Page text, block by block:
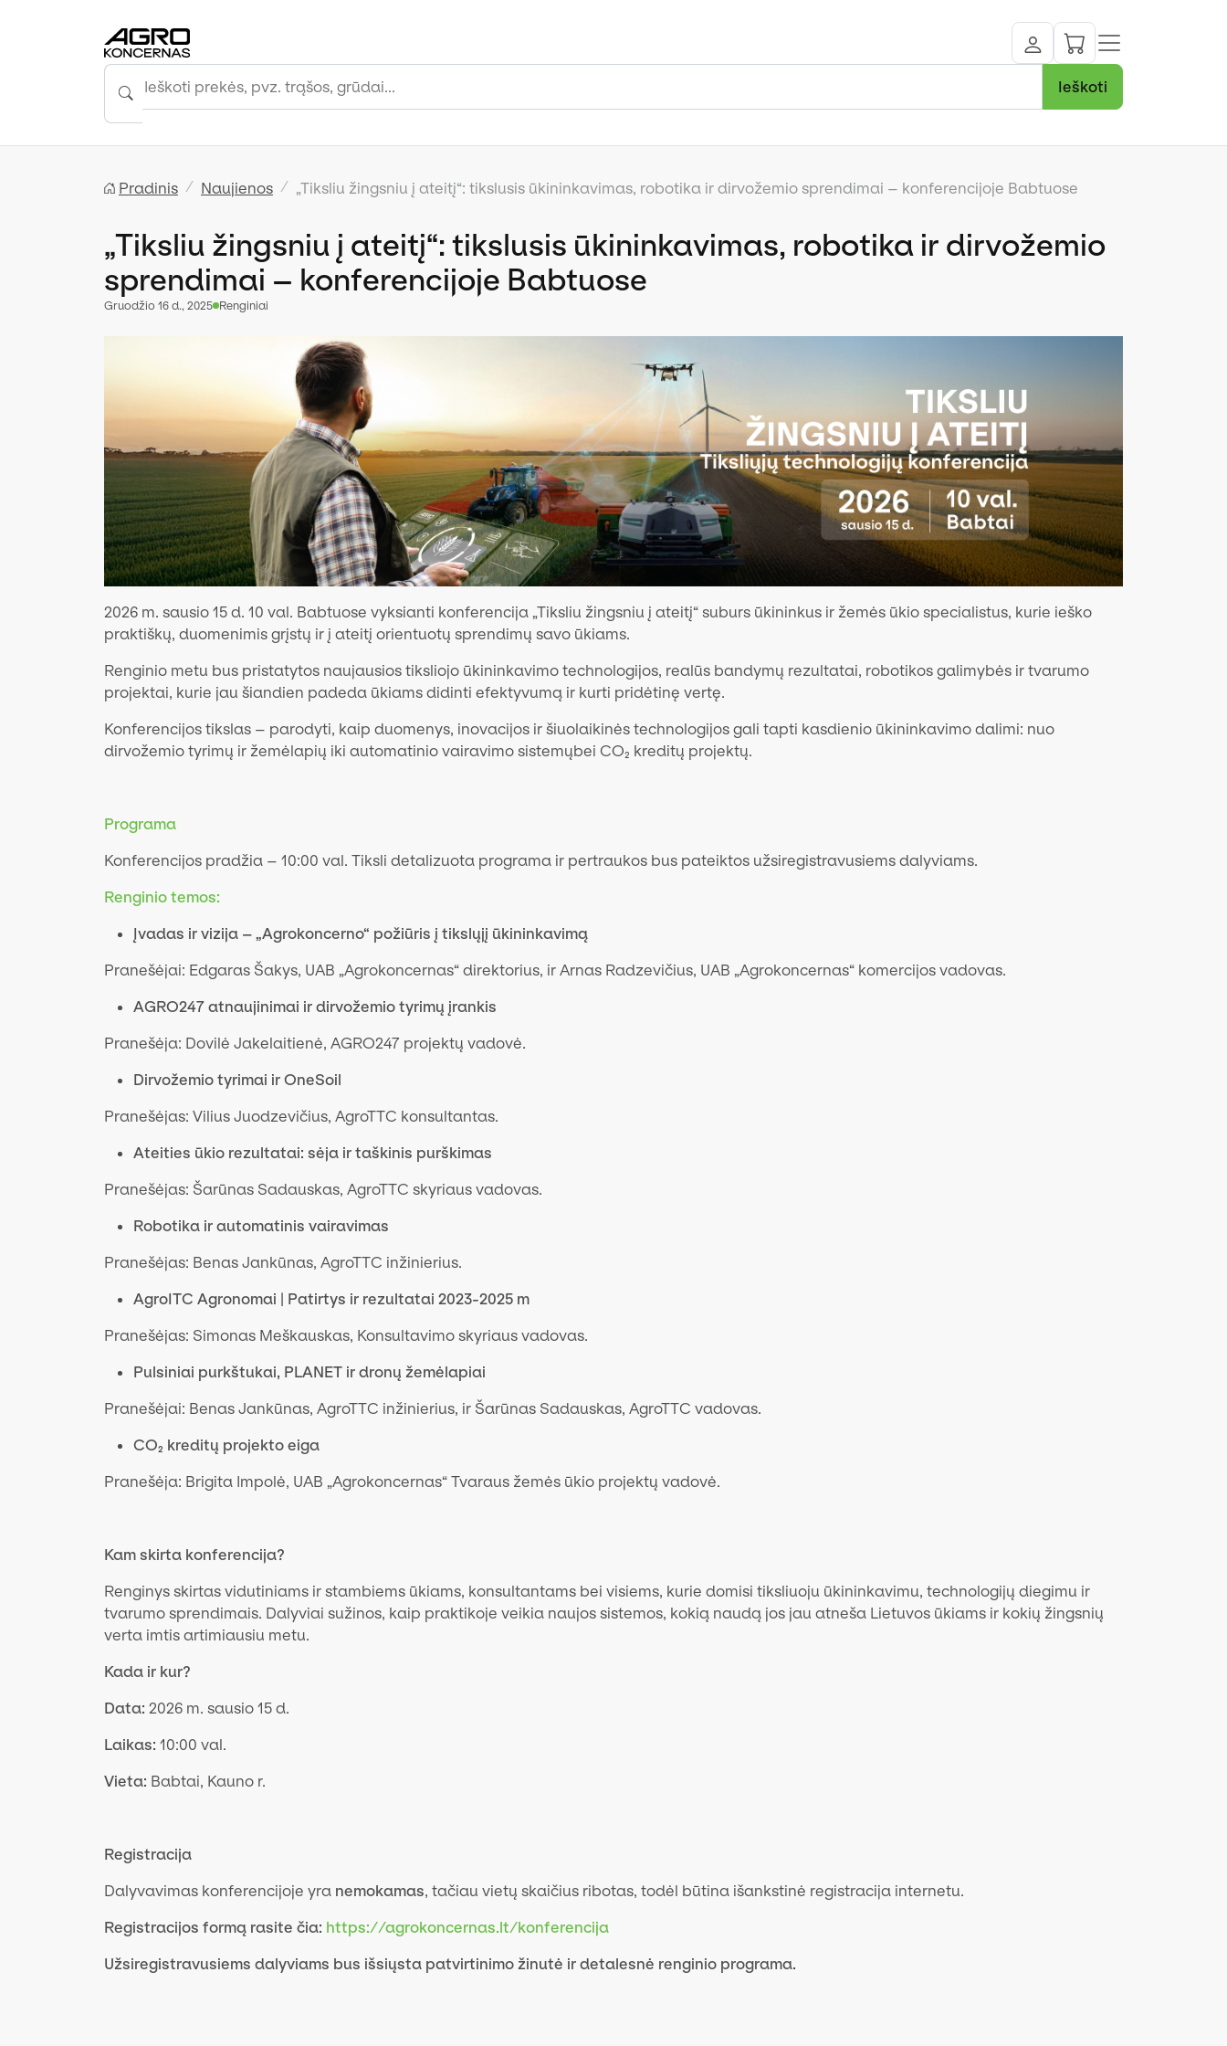
Ieškoti
Pradinis Naujienos „Tiksliu žingsniu į ateitį“: tikslusis ūkininkavimas, robotika ir dirvožemio sprendimai – konferencijoje Babtuose
„Tiksliu žingsniu į ateitį“: tikslusis ūkininkavimas, robotika ir dirvožemio
sprendimai – konferencijoje Babtuose
gruodžio 16 d., 2025 Renginiai
2026 m. sausio 15 d. 10 val. Babtuose vyksianti konferencija „Tiksliu žingsniu į ateitį“ suburs ūkininkus ir žemės ūkio specialistus, kurie ieško
praktiškų, duomenimis grįstų ir į ateitį orientuotų sprendimų savo ūkiams.
Renginio metu bus pristatytos naujausios tiksliojo ūkininkavimo technologijos, realūs bandymų rezultatai, robotikos galimybės ir tvarumo
projektai, kurie jau šiandien padeda ūkiams didinti efektyvumą ir kurti pridėtinę vertę.
Konferencijos tikslas – parodyti, kaip duomenys, inovacijos ir šiuolaikinės technologijos gali tapti kasdienio ūkininkavimo dalimi: nuo
dirvožemio tyrimų ir žemėlapių iki automatinio vairavimo sistemųbei CO₂ kreditų projektų.
Programa
Konferencijos pradžia – 10:00 val. Tiksli detalizuota programa ir pertraukos bus pateiktos užsiregistravusiems dalyviams.
Renginio temos​:
Įvadas ir vizija – „Agrokoncerno“ požiūris į tikslųjį ūkininkavimą
Pranešėjai: Edgaras Šakys, UAB „Agrokoncernas“ direktorius, ir Arnas Radzevičius, UAB „Agrokoncernas“ komercijos vadovas.
AGRO247 atnaujinimai ir dirvožemio tyrimų įrankis
Pranešėja: Dovilė Jakelaitienė, AGRO247 projektų vadovė.
Dirvožemio tyrimai ir OneSoil
Pranešėjas: Vilius Juodzevičius, AgroTTC konsultantas.
Ateities ūkio rezultatai: sėja ir taškinis purškimas
Pranešėjas: Šarūnas Sadauskas, AgroTTC skyriaus vadovas.
Robotika ir automatinis vairavimas
Pranešėjas: Benas Jankūnas, AgroTTC inžinierius.
AgroITC Agronomai | Patirtys ir rezultatai 2023-2025 m
Pranešėjas: Simonas Meškauskas, Konsultavimo skyriaus vadovas.
Pulsiniai purkštukai, PLANET ir dronų žemėlapiai
Pranešėjai: Benas Jankūnas, AgroTTC inžinierius, ir Šarūnas Sadauskas, AgroTTC vadovas.
CO₂ kreditų projekto eiga
Pranešėja: Brigita Impolė, UAB „Agrokoncernas“ Tvaraus žemės ūkio projektų vadovė.
Kam skirta konferencija?
Renginys skirtas vidutiniams ir stambiems ūkiams, konsultantams bei visiems, kurie domisi tiksliuoju ūkininkavimu, technologijų diegimu ir
tvarumo sprendimais. Dalyviai sužinos, kaip praktikoje veikia naujos sistemos, kokią naudą jos jau atneša Lietuvos ūkiams ir kokių žingsnių
verta imtis artimiausiu metu.
Kada ir kur?
Data: 2026 m. sausio 15 d.
Laikas: 10:00 val.
Vieta: Babtai, Kauno r.
Registracija
Dalyvavimas konferencijoje yra nemokamas, tačiau vietų skaičius ribotas, todėl būtina išankstinė registracija internetu.
Registracijos formą rasite čia: https://agrokoncernas.lt/konferencija
Užsiregistravusiems dalyviams bus išsiųsta patvirtinimo žinutė ir detalesnė renginio programa.